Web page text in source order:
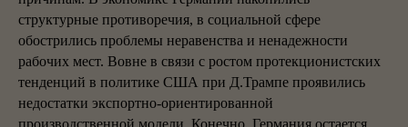
структурные противоречия, в социальной сфере
обострились проблемы неравенства и ненадежности
рабочих мест. Вовне в связи с ростом протекционистских
тенденций в политике США при Д.Трампе проявились
недостатки экспортно-ориентированной
производственной модели. Конечно, Германия остается